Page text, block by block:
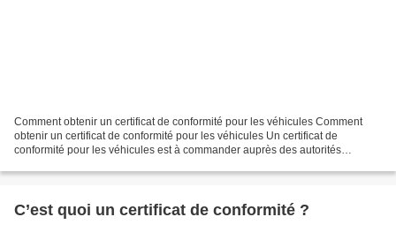
Comment obtenir un certificat de conformité pour les véhicules Comment
obtenir un certificat de conformité pour les véhicules Un certificat de
conformité pour les véhicules est à commander auprès des autorités
C’est quoi un certificat de conformité ?